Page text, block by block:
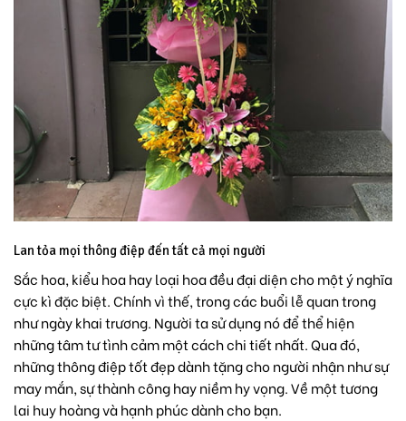
Lan tỏa mọi thông điệp đến tất cả mọi người
Sắc hoa, kiểu hoa hay loại hoa đều đại diện cho một ý nghĩa
cực kì đặc biệt. Chính vì thế, trong các buổi lễ quan trong
như ngày khai trương. Người ta sử dụng nó để thể hiện
những tâm tư tình cảm một cách chi tiết nhất. Qua đó,
những thông điệp tốt đẹp dành tặng cho người nhận như sự
may mắn, sự thành công hay niềm hy vọng. Về một tương
lai huy hoàng và hạnh phúc dành cho bạn.